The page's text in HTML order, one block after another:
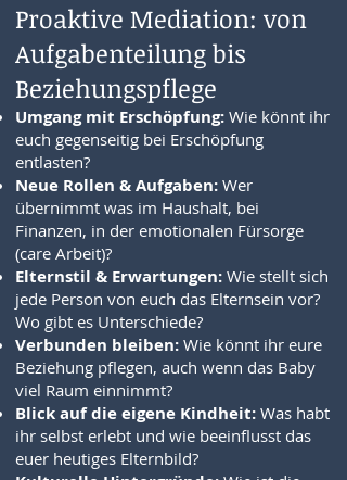
Proaktive Mediation: von
Aufgabenteilung bis
Beziehungspflege
Umgang mit Erschöpfung: Wie könnt ihr
euch gegenseitig bei Erschöpfung
entlasten?
Neue Rollen & Aufgaben: Wer
übernimmt was im Haushalt, bei
Finanzen, in der emotionalen Fürsorge
(care Arbeit)?
Elternstil & Erwartungen: Wie stellt sich
jede Person von euch das Elternsein vor?
Wo gibt es Unterschiede?
Verbunden bleiben: Wie könnt ihr eure
Beziehung pflegen, auch wenn das Baby
viel Raum einnimmt?
Blick auf die eigene Kindheit: Was habt
ihr selbst erlebt und wie beeinflusst das
euer heutiges Elternbild?